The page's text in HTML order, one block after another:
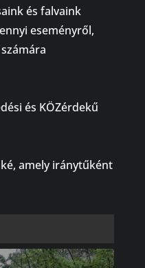
és falvaink
eseményről,
és KÖZérdekű
amely iránytűként